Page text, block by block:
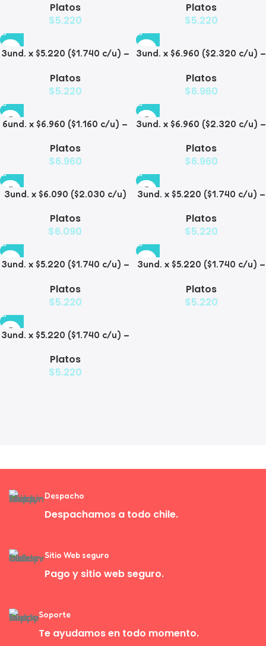
Mascotas Diseño Pastel
Platos
$5.220
Mascotas con Diseños
Estampados
Platos
$5.220
3und. x $5.220 ($1.740 c/u) –
Mascotas con Diseño
Platos
$5.220
3und. x $6.960 ($2.320 c/u) –
Mascotas con Patitas
Platos
$6.960
6und. x $6.960 ($1.160 c/u) –
Mascotas
Platos
$6.960
3und. x $6.960 ($2.320 c/u) –
Pollito
Platos
$6.960
3und. x $6.090 ($2.030 c/u)
Platos
$6.090
3und. x $5.220 ($1.740 c/u) –
Platos
$5.220
3und. x $5.220 ($1.740 c/u) –
Platos
$5.220
3und. x $5.220 ($1.740 c/u) –
Platos
$5.220
3und. x $5.220 ($1.740 c/u) –
Platos
$5.220
Despacho
Despachamos a todo chile.
Sitio Web seguro
Pago y sitio web seguro.
Soporte
Te ayudamos en todo momento.